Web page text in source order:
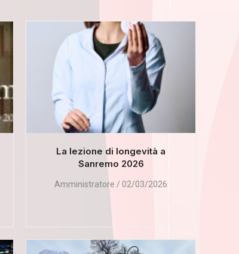
La lezione di longevità a
Sanremo 2026
Amministratore 02/03/2026